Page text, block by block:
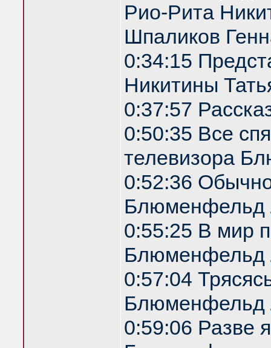
Рио-Рита
Шпаликов
0:34:15
Никитины
0:37:57
0:50:35 Все
телевизора
0:52:36
Блюменфельд
0:55:25 В мир
Блюменфельд
0:57:04
Блюменфельд
0:59:06 Разве